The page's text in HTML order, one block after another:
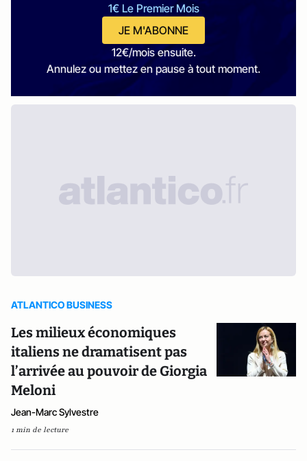
1€ Le Premier Mois
JE M'ABONNE
12€/mois ensuite.
Annulez ou mettez en pause à tout moment.
ATLANTICO BUSINESS
Les milieux économiques
italiens ne dramatisent pas
l’arrivée au pouvoir de Giorgia
Meloni
Jean-Marc Sylvestre
1 min de lecture